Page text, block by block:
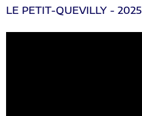
LE PETIT-QUEVILLY - 2025